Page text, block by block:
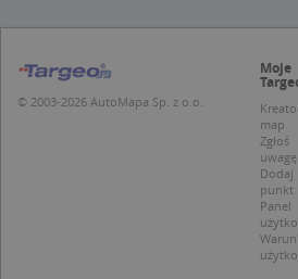
© 2003-2026 AutoMapa Sp. z o.o.
Moje
map
Zgłoś
uwagę
Dodaj
punkt
Panel
Provider/
Domena
.targeo.pl